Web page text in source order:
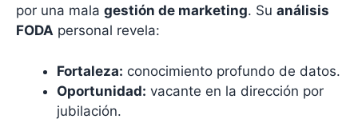
por una mala gestión de marketing. Su análisis
FODA personal revela:
Fortaleza: conocimiento profundo de datos.
Oportunidad: vacante en la dirección por
jubilación.